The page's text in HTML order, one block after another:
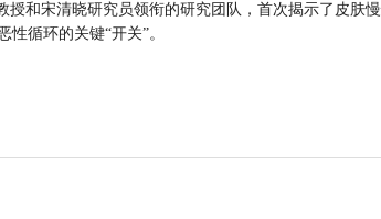
和宋清晓研究员领衔的研究团队，首次揭示了皮肤
循环的关键“开关”。